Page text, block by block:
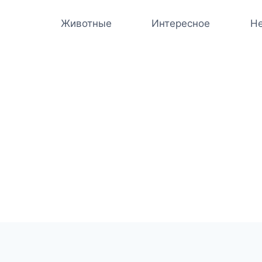
Животные Интересное